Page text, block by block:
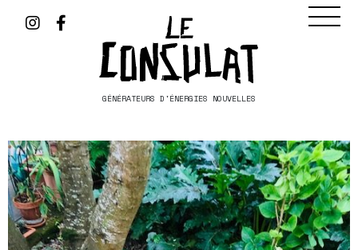
GÉNÉRATEURS D'ÉNERGIES NOUVELLES